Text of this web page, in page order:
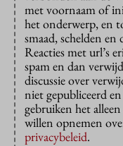
met voornaam of
het onderwerp, en
smaad, schelden
Reacties met url’s
spam en dan
discussie over
niet gepubliceerd
gebruiken het
willen opnemen
privacybeleid.